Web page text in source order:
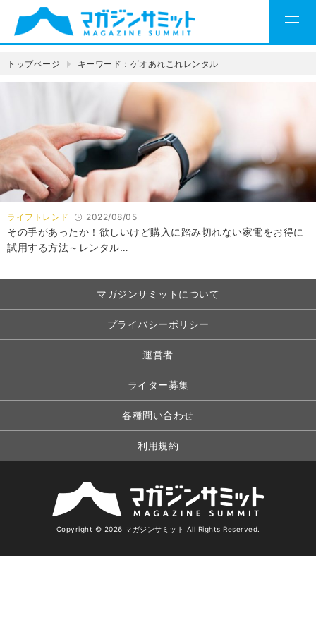
トップページ キーワード：ゲオあれこれレンタル
ライフトレンド 2022/08/05
その手があったか！欲しいけど購入に踏み切れない家電をお得に
試用する方法～レンタル…
マガジンサミットについて
プライバシーポリシー
運営者
ライター募集
各種問い合わせ
利用規約
Copyright © 2026 マガジンサミット All Rights Reserved.